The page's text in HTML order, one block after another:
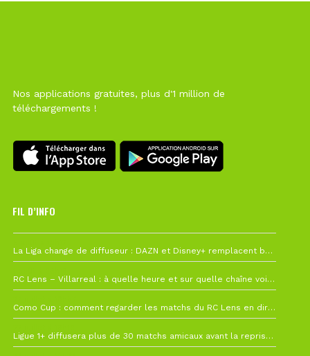
Nos applications gratuites, plus d'1 million de
téléchargements !
FIL D’INFO
La Liga change de diffuseur : DAZN et Disney+ remplacent beIN Sports !
RC Lens – Villarreal : à quelle heure et sur quelle chaîne voir la finale de la Como Cup ?
Como Cup : comment regarder les matchs du RC Lens en direct ?
Ligue 1+ diffusera plus de 30 matchs amicaux avant la reprise de la Ligue 1